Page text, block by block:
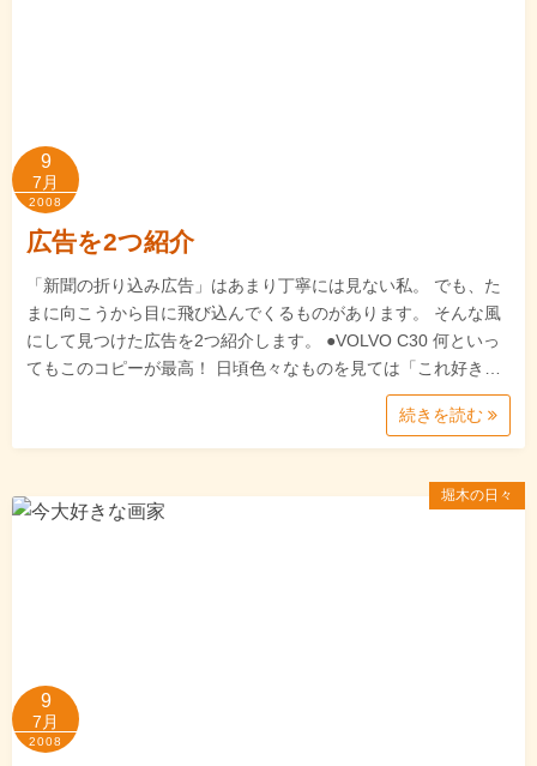
9
7月
2008
広告を2つ紹介
「新聞の折り込み広告」はあまり丁寧には見ない私。 でも、た
まに向こうから目に飛び込んでくるものがあります。 そんな風
にして見つけた広告を2つ紹介します。 ●VOLVO C30 何といっ
てもこのコピーが最高！ 日頃色々なものを見ては「これ好き…
続きを読む
堀木の日々
9
7月
2008